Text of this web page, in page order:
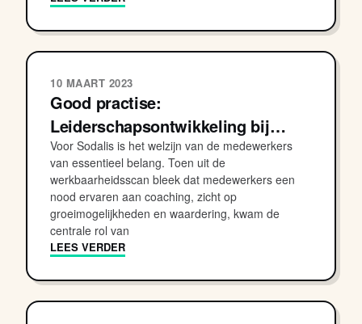
10 MAART 2023
Good practise:
Leiderschapsontwikkeling bij…
Voor Sodalis is het welzijn van de medewerkers
van essentieel belang. Toen uit de
werkbaarheidsscan bleek dat medewerkers een
nood ervaren aan coaching, zicht op
groeimogelijkheden en waardering, kwam de
centrale rol van
LEES VERDER